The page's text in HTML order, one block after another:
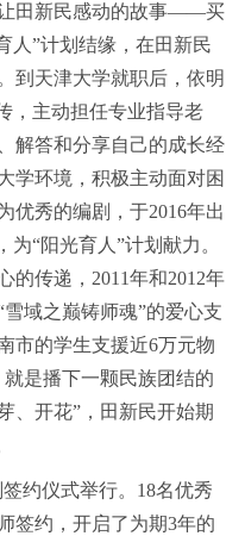
田新民感动的故事——买
人”计划结缘，在田新民
到天津大学就职后，依明
，主动担任专业指导老
解答和分享自己的成长经
学环境，积极主动面对困
优秀的编剧，于2016年出
为“阳光育人”计划献力。
的传递，2011年和2012年
域之巅铸师魂”的爱心支
市的学生支援近6万元物
是播下一颗民族团结的
、开花”，田新民开始期
约仪式举行。18名优秀
签约，开启了为期3年的